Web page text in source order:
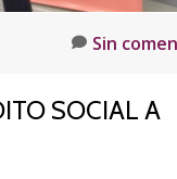
Sin
SOCIAL A